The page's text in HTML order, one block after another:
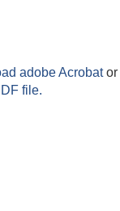
adobe Acrobator
file.